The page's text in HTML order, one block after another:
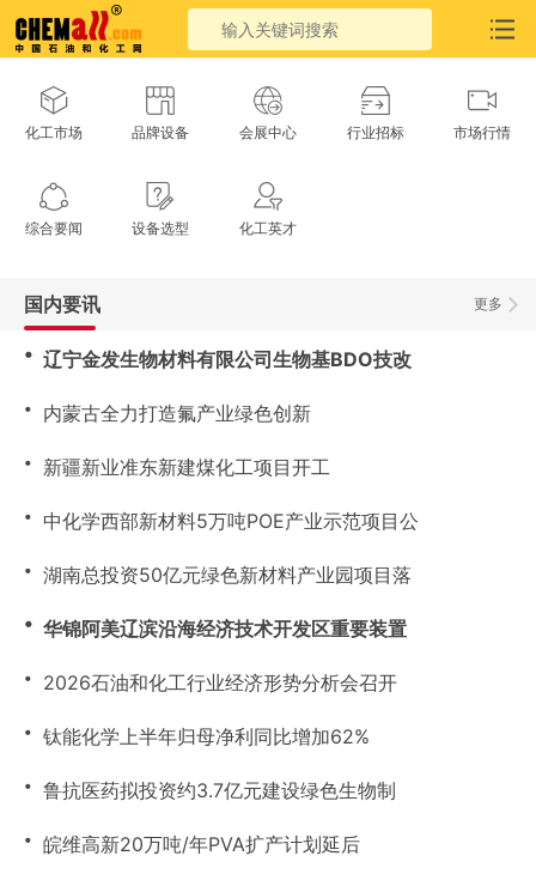
化工市场 品牌设备 会展中心 行业招标 市场行情
综合要闻 设备选型 化工英才
更多
国内要讯
・ 辽宁金发生物材料有限公司生物基BDO技改
・ 内蒙古全力打造氟产业绿色创新
・ 新疆新业准东新建煤化工项目开工
・ 中化学西部新材料5万吨POE产业示范项目公
・ 湖南总投资50亿元绿色新材料产业园项目落
・ 华锦阿美辽滨沿海经济技术开发区重要装置
・ 2026石油和化工行业经济形势分析会召开
・ 钛能化学上半年归母净利同比增加62%
・ 鲁抗医药拟投资约3.7亿元建设绿色生物制
・ 皖维高新20万吨/年PVA扩产计划延后